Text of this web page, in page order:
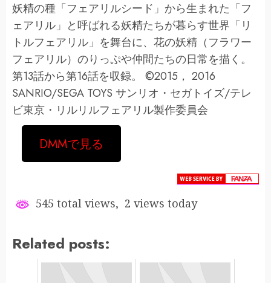
妖精の種「フェアリルシード」から生まれた「フ
ェアリル」と呼ばれる妖精たちが暮らす世界「リ
トルフェアリル」を舞台に、花の妖精（フラワー
フェアリル）のりっぷや仲間たちの日常を描く。
第13話から第16話を収録。 ©2015， 2016
SANRIO/SEGA TOYS サンリオ・セガトイズ/テレ
ビ東京・リルリルフェアリル製作委員会
DMMで見る
545 total views, 2 views today
Related posts: